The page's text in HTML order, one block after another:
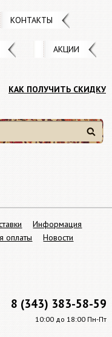
КОНТАКТЫ
АКЦИИ
КАК ПОЛУЧИТЬ СКИДКУ
Найти
8 (343) 383-58-59
10:00 до 18:00 Пн-Пт
Информация
оплаты Новости